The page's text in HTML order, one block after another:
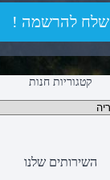
שלח להרשמה !
קטגוריות חנות
השירותים שלנו